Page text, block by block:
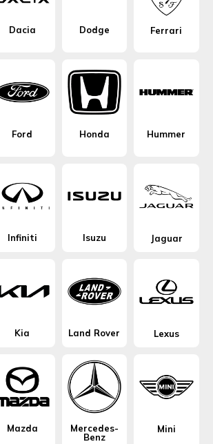
Dacia Dodge Ferrari
Ford Honda Hummer
Infiniti Isuzu Jaguar
Kia Land Rover Lexus
Mazda
Mercedes-
Benz
Mini